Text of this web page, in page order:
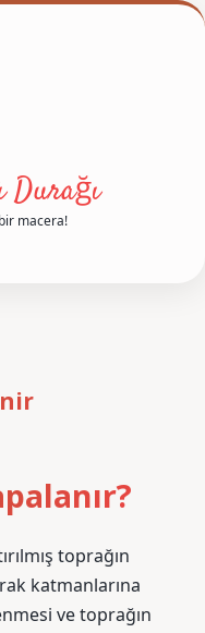
Durağı
macera!
toprağın
katmanlarına
ve toprağın